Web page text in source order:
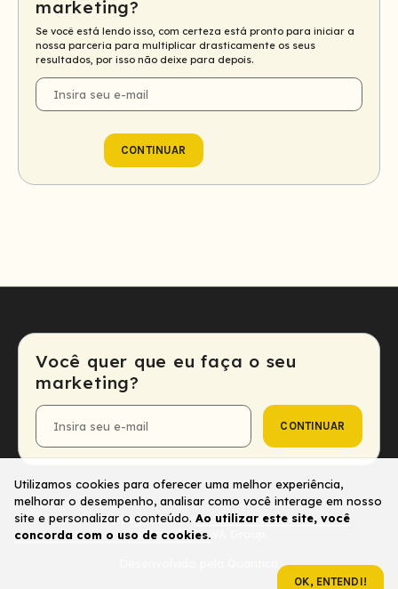
marketing?
Se você está lendo isso, com certeza está pronto para iniciar a
nossa parceria para multiplicar drasticamente os seus
resultados, por isso não deixe para depois.
E-
mail
CONTINUAR
Você quer que eu faça o seu
marketing?
mail
CONTINUAR
Copyright © 2024. Todos os direitos
reservados - WA Group.
Utilizamos cookies para oferecer uma melhor experiência,
melhorar o desempenho, analisar como você interage em nosso
site e personalizar o conteúdo. Ao utilizar este site, você
concorda com o uso de cookies.
OK, ENTENDI!